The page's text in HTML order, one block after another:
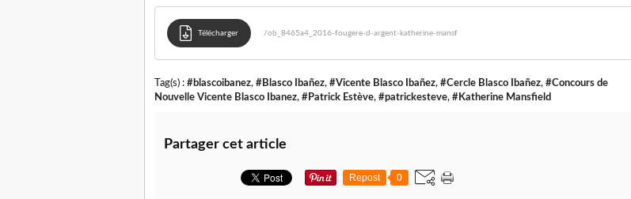
Télécharger /ob_8465a4_2016-fougere-d-argent-katherine-mansf
Tag(s) : #blascoibanez, #Blasco Ibañez, #Vicente Blasco Ibañez, #Cercle Blasco Ibañez, #Concours de
Nouvelle Vicente Blasco Ibanez, #Patrick Estève, #patrickesteve, #Katherine Mansfield
Partager cet article
Repost 0